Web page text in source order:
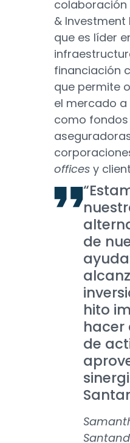
& Investment
que es líder
financiación
que permite
el mercado
como fondos
offices y
de
hito
hacer
de